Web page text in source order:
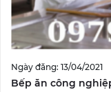
Ngày đăng: 13/04/2021
Bếp ăn công